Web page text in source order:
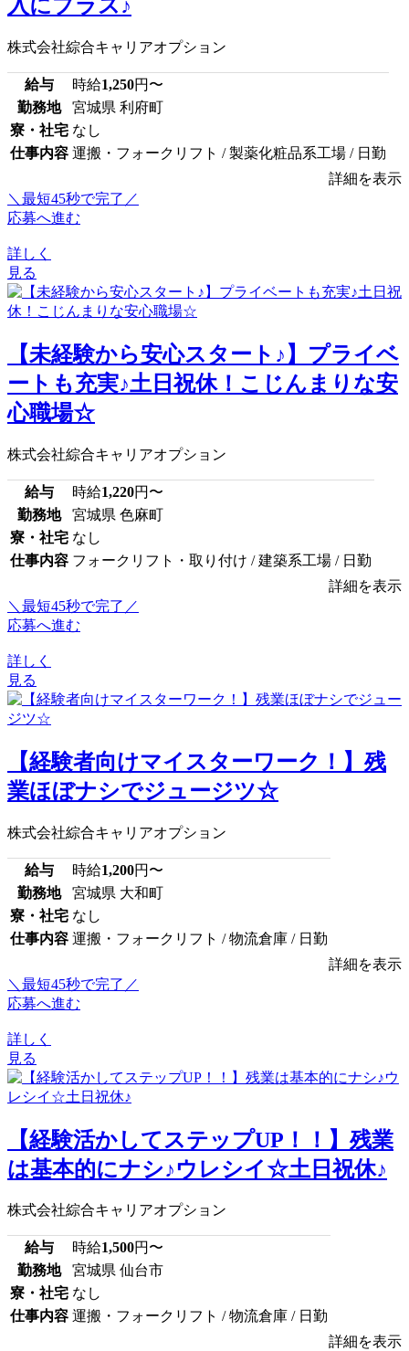
入にプラス♪
株式会社綜合キャリアオプション
給与 時給1,250円〜
勤務地
宮城県 利府町
寮・社宅 なし
仕事内容 運搬・フォークリフト / 製薬化粧品系工場 / 日勤
詳細を表示
＼最短45秒で完了／
応募へ進む
詳しく
見る
【未経験から安心スタート♪】プライベ
ートも充実♪土日祝休！こじんまりな安
心職場☆
株式会社綜合キャリアオプション
給与 時給1,220円〜
勤務地
宮城県 色麻町
寮・社宅 なし
仕事内容 フォークリフト・取り付け / 建築系工場 / 日勤
詳細を表示
＼最短45秒で完了／
応募へ進む
詳しく
見る
【経験者向けマイスターワーク！】残
業ほぼナシでジュージツ☆
株式会社綜合キャリアオプション
給与 時給1,200円〜
勤務地
宮城県 大和町
寮・社宅 なし
仕事内容 運搬・フォークリフト / 物流倉庫 / 日勤
詳細を表示
＼最短45秒で完了／
応募へ進む
詳しく
見る
【経験活かしてステップUP！！】残業
は基本的にナシ♪ウレシイ☆土日祝休♪
株式会社綜合キャリアオプション
給与 時給1,500円〜
勤務地
宮城県 仙台市
寮・社宅 なし
仕事内容 運搬・フォークリフト / 物流倉庫 / 日勤
詳細を表示